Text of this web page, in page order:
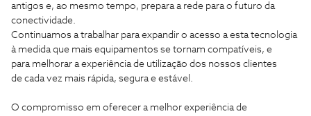
antigos e, ao mesmo tempo, prepara a rede para o futuro da
conectividade.
Continuamos a trabalhar para expandir o acesso a esta tecnologia
à medida que mais equipamentos se tornam compatíveis, e
para melhorar a experiência de utilização dos nossos clientes
de cada vez mais rápida, segura e estável.
O compromisso em oferecer a melhor experiência de